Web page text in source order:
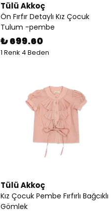
Tülü Akkoç
Ön Fırfır Detaylı Kız Çocuk
Tulum -pembe
₺ 699.60
1 Renk 4 Beden
Tülü Akkoç
Kız Çocuk Pembe Fırfırlı Bağcıklı
Gömlek